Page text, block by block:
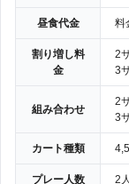
昼食代金 料
割り増し料
金
2
3
組み合わせ
2
3
カート種類
プレー人数 2